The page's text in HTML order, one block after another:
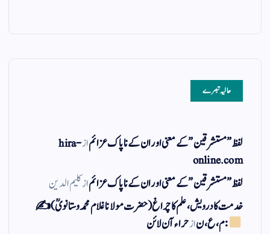
حالیہ تبصرے
لفظ ” مستشرقین ” کے معنی اور ان کے نا پاک عزائمازhira-
online.com
لفظ ” مستشرقین ” کے معنی اور ان کے نا پاک عزائمازکلیم الدین
خدمت کا درویش، علم کا چراغ(حضرت مولانا غلام محمد وستانویؒ)✍
: م ، ع ، نازحراء آن لائن